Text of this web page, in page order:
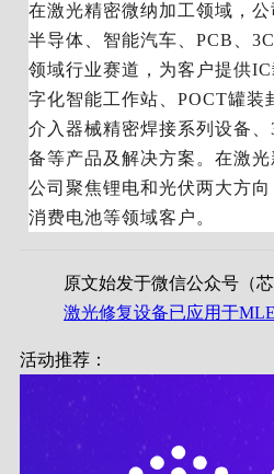
在激光精密微纳加工领域，
半导体、智能汽车、PCB、
领域行业赛道，为客户提供
字化智能工作站、POCT罐装
介入器械精密焊接系列设备
备等产品及解决方案。在激光
公司聚焦锂电和光伏两大方
消费电池等领域客户。
原文始发于微信公众号（芯
激光修复设备已应用于
活动推荐：